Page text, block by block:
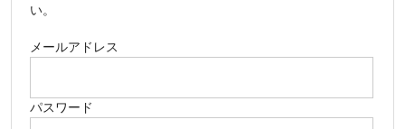
い。
メールアドレス
パスワード